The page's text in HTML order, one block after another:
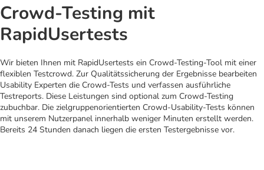
Crowd-Testing mit
RapidUsertests
Wir bieten Ihnen mit RapidUsertests ein Crowd-Testing-Tool mit einer
flexiblen Testcrowd. Zur Qualitätssicherung der Ergebnisse bearbeiten
Usability Experten die Crowd-Tests und verfassen ausführliche
Testreports. Diese Leistungen sind optional zum Crowd-Testing
zubuchbar. Die zielgruppenorientierten Crowd-Usability-Tests können
mit unserem Nutzerpanel innerhalb weniger Minuten erstellt werden.
Bereits 24 Stunden danach liegen die ersten Testergebnisse vor.